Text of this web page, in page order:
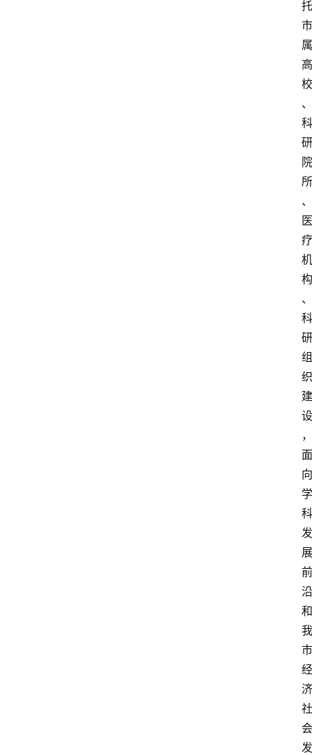
托
市
属
高
校
、
科
研
院
所
、
医
疗
机
构
、
科
研
组
织
建
设
，
面
向
学
科
发
展
前
沿
和
我
市
经
济
社
会
发